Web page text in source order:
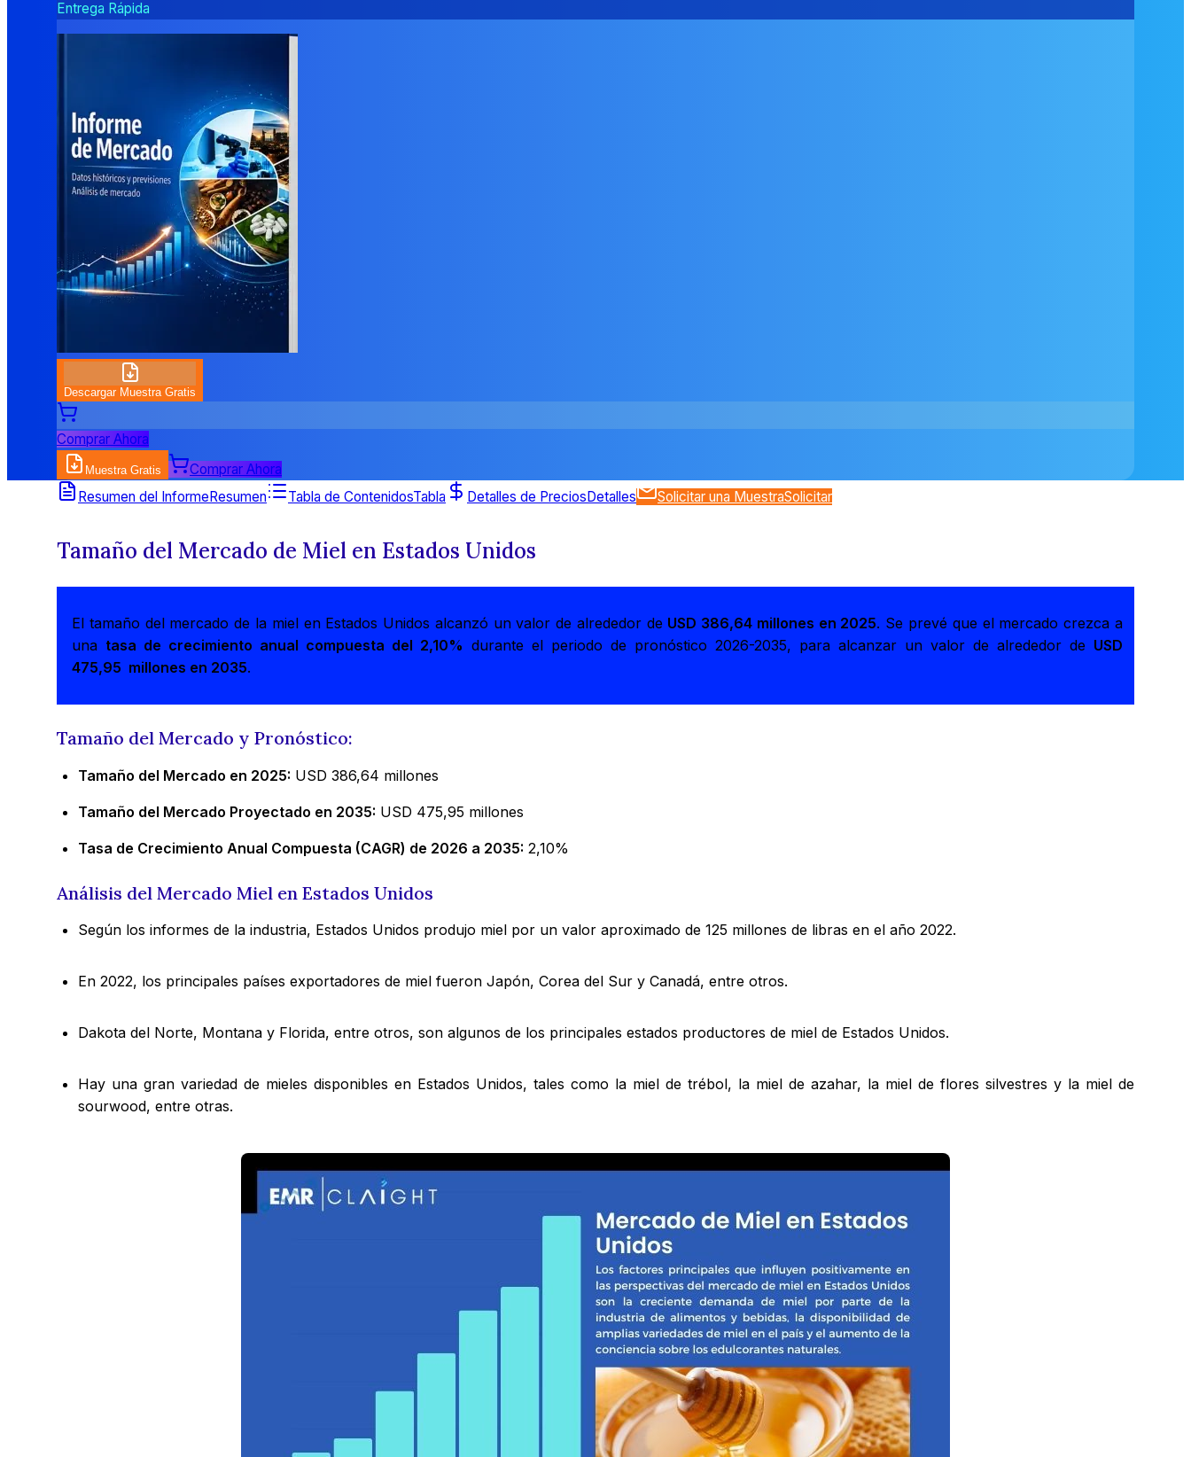
Entrega Rápida
Descargar Muestra Gratis
Comprar Ahora
Muestra Gratis
Comprar Ahora
Resumen del InformeResumen Tabla de ContenidosTabla Detalles de PreciosDetalles Solicitar una MuestraSolicitar
Tamaño del Mercado de Miel en Estados Unidos
El tamaño del mercado de la miel en Estados Unidos alcanzó un valor de alrededor de USD 386,64 millones en 2025. Se prevé que el mercado crezca a
una tasa de crecimiento anual compuesta del 2,10% durante el periodo de pronóstico 2026-2035, para alcanzar un valor de alrededor de USD
475,95 millones en 2035.
Tamaño del Mercado y Pronóstico:
Tamaño del Mercado en 2025: USD 386,64 millones
Tamaño del Mercado Proyectado en 2035: USD 475,95 millones
Tasa de Crecimiento Anual Compuesta (CAGR) de 2026 a 2035: 2,10%
Análisis del Mercado Miel en Estados Unidos
Según los informes de la industria, Estados Unidos produjo miel por un valor aproximado de 125 millones de libras en el año 2022.
En 2022, los principales países exportadores de miel fueron Japón, Corea del Sur y Canadá, entre otros.
Dakota del Norte, Montana y Florida, entre otros, son algunos de los principales estados productores de miel de Estados Unidos.
Hay una gran variedad de mieles disponibles en Estados Unidos, tales como la miel de trébol, la miel de azahar, la miel de flores silvestres y la miel de
sourwood, entre otras.